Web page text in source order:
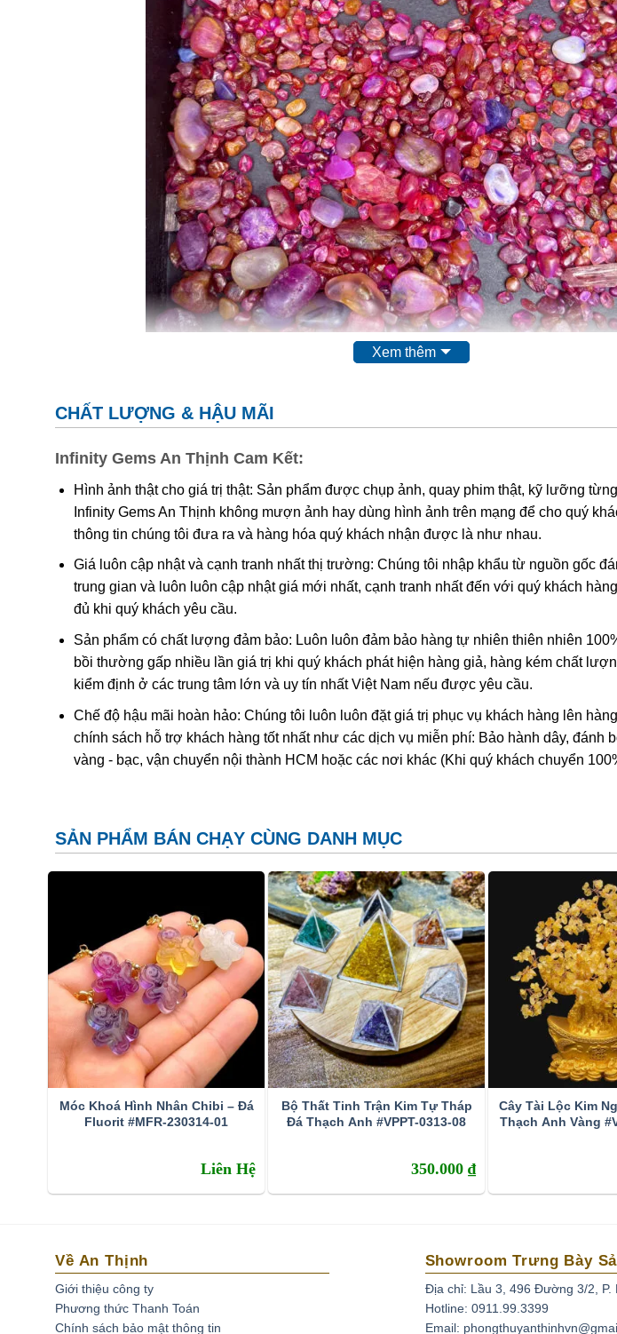
Xem thêm
CHẤT LƯỢNG & HẬU MÃI
Infinity Gems An Thịnh Cam Kết:
Hình ảnh thật cho giá trị thật: Sản phẩm được chụp ảnh, quay phim thật, kỹ lưỡng
Infinity Gems An Thịnh không mượn ảnh hay dùng hình ảnh trên mạng để cho quý
thông tin chúng tôi đưa ra và hàng hóa quý khách nhận được là như nhau.
Giá luôn cập nhật và cạnh tranh nhất thị trường: Chúng tôi nhập khẩu từ nguồn gốc
trung gian và luôn luôn cập nhật giá mới nhất, cạnh tranh nhất đến với quý khách
đủ khi quý khách yêu cầu.
Sản phẩm có chất lượng đảm bảo: Luôn luôn đảm bảo hàng tự nhiên thiên nhiên
bồi thường gấp nhiều lần giá trị khi quý khách phát hiện hàng giả, hàng kém chất
kiểm định ở các trung tâm lớn và uy tín nhất Việt Nam nếu được yêu cầu.
Chế độ hậu mãi hoàn hảo: Chúng tôi luôn luôn đặt giá trị phục vụ khách hàng lên
chính sách hỗ trợ khách hàng tốt nhất như các dịch vụ miễn phí: Bảo hành dây, đánh
vàng - bạc, vận chuyển nội thành HCM hoặc các nơi khác (Khi quý khách chuyển
SẢN PHẨM BÁN CHẠY CÙNG DANH MỤC
Móc Khoá Hình Nhân Chibi – Đá
Fluorit #MFR-230314-01
Liên Hệ
Bộ Thất Tinh Trận Kim Tự Tháp
Đá Thạch Anh #VPPT-0313-08
350.000 ₫
Cây Tài Lộc Kim
Thạch Anh Vàng
Về An Thịnh
Giới thiệu công ty
Phương thức Thanh Toán
Chính sách bảo mật thông tin
Showroom Trưng Bày
Địa chỉ: Lầu 3, 496 Đường 3/2, P.
Hotline: 0911.99.3399
Email: